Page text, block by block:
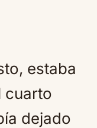
estaba
cuarto
dejado